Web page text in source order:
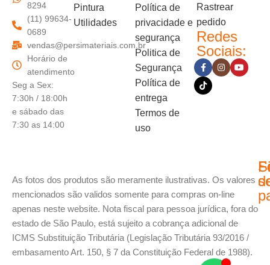
8294
(11) 99634-
0689
vendas@persimateriais.com.br
Horário de
atendimento
Seg a Sex:
7:30h / 18:00h
e sábado das
7:30 as 14:00
Pintura
Utilidades
Política de
privacidade e
segurança
Politica de
Segurança
Política de
entrega
Termos de
uso
Rastrear
pedido
Redes
Sociais:
As fotos dos produtos são meramente ilustrativas. Os valores
mencionados são validos somente para compras on-line
apenas neste website. Nota fiscal para pessoa jurídica, fora do
estado de São Paulo, está sujeito a cobrança adicional de
ICMS Substituição Tributária (Legislação Tributária 93/2016 /
embasamento Art. 150, § 7 da Constituição Federal de 1988).